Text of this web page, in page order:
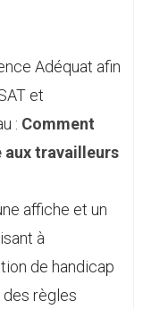
Adéquat afin
et
: Comment
aux travailleurs
affiche et un
à
de handicap
règles